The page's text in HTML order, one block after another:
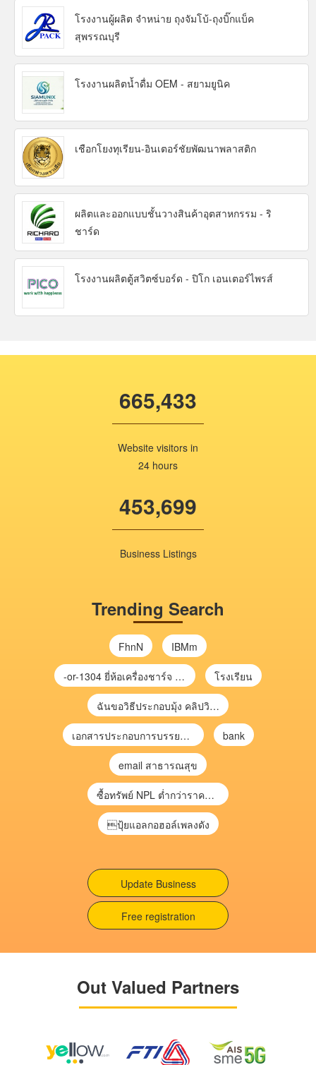
โรงงานผู้ผลิต จำหน่าย ถุงจัมโบ้-ถุงบิ๊กแบ็ค
สุพรรณบุรี
โรงงานผลิตน้ำดื่ม OEM - สยามยูนิค
เชือกโยงทุเรียน-อินเตอร์ชัยพัฒนาพลาสติก
ผลิตและออกแบบชั้นวางสินค้าอุตสาหกรรม - ริ
ชาร์ด
โรงงานผลิตตู้สวิตซ์บอร์ด - ปิโก เอนเตอร์ไพรส์
665,433
Website visitors in
24 hours
453,699
Business Listings
Trending Search
FhnN IBMm
-or-1304 ยี่ห้อเครื่องชาร์จ chargecore โรงเรียน
ฉันขอวิธีประกอบมุ้ง คลิปวิดีโอ การประกอบมุ้ง
เอกสารประกอบการบรรยาย การประเมินความเสี่ยงเพื่อวางแผนการตรวจสอบ \ bank
email สาธารณสุข
ซื้อทรัพย์ NPL ต่ำกว่าราคาตลาด 30-70% แบบไม่ต้องไปประมูล”
ปุ้ยแอลกอฮอล์เพลงดัง
Update Business
Free registration
Out Valued Partners